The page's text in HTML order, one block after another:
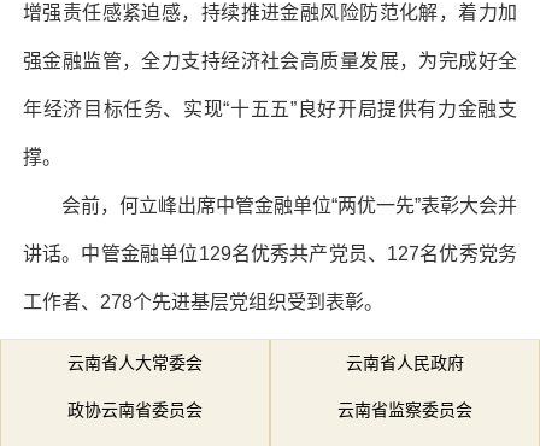
增强责任感紧迫感，持续推进金融风险防范化解，着力加
强金融监管，全力支持经济社会高质量发展，为完成好全
年经济目标任务、实现“十五五”良好开局提供有力金融支
撑。
会前，何立峰出席中管金融单位“两优一先”表彰大会并
讲话。中管金融单位129名优秀共产党员、127名优秀党务
工作者、278个先进基层党组织受到表彰。
云南省人大常委会 云南省人民政府
政协云南省委员会 云南省监察委员会